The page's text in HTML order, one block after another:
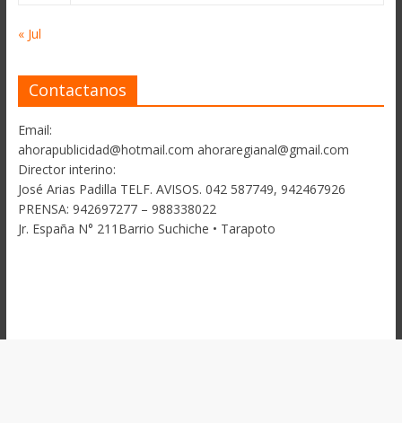
« Jul
Contactanos
Email:
ahorapublicidad@hotmail.com ahoraregianal@gmail.com
Director interino:
José Arias Padilla TELF. AVISOS. 042 587749, 942467926
PRENSA: 942697277 – 988338022
Jr. España N° 211Barrio Suchiche • Tarapoto